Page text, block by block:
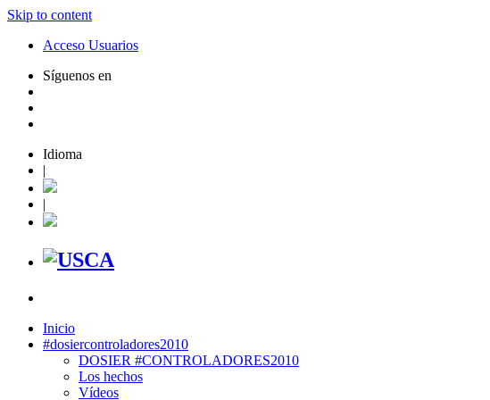
Skip to content
Acceso Usuarios
Síguenos en
Idioma
|
|
Inicio
#dosiercontroladores2010
DOSIER #CONTROLADORES2010
Los hechos
Vídeos